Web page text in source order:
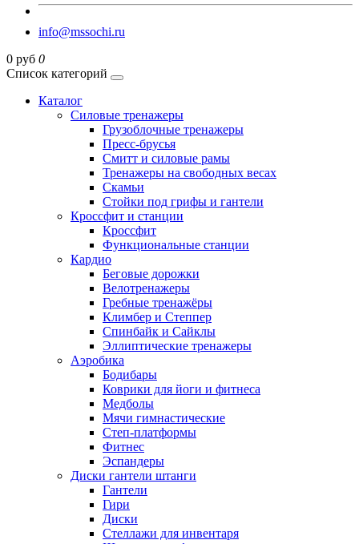
info@mssochi.ru
0 руб 0
Список категорий
Каталог
Силовые тренажеры
Грузоблочные тренажеры
Пресс-брусья
Смитт и силовые рамы
Тренажеры на свободных весах
Скамьи
Стойки под грифы и гантели
Кроссфит и станции
Кроссфит
Функциональные станции
Кардио
Беговые дорожки
Велотренажеры
Гребные тренажёры
Климбер и Степпер
Спинбайк и Сайклы
Эллиптические тренажеры
Аэробика
Бодибары
Коврики для йоги и фитнеса
Медболы
Мячи гимнастические
Степ-платформы
Фитнес
Эспандеры
Диски гантели штанги
Гантели
Гири
Диски
Стеллажи для инвентаря